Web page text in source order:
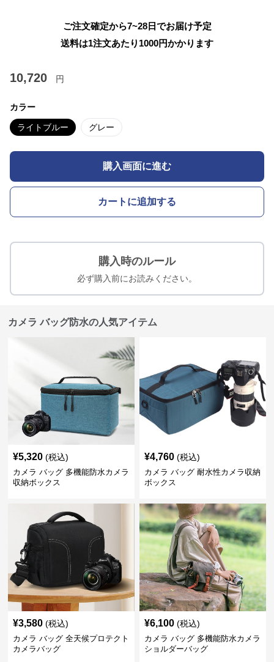
ご注文確定から7~28日でお届け予定
送料は1注文あたり 1000円かかります
10,720 円
カラー
ライトブルー グレー
購入画面に進む
カートに追加する
購入時のルール
必ず購入前にお読みください。
カメラ バッグ防水の人気アイテム
¥5,320 (税込)
カメラ バッグ 多機能防水カメラ
収納ボックス
¥4,760 (税込)
カメラ バッグ 耐水性カメラ収納
ボックス
¥3,580 (税込)
カメラ バッグ 全天候プロテクト
カメラバッグ
¥6,100 (税込)
カメラ バッグ 多機能防水カメラ
ショルダーバッグ